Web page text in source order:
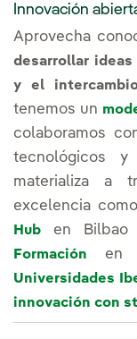
Innovación
Aprovecha
desarrollar
y el
tenemos un
colaboramos
tecnológicos y
materializa a
excelencia
Hub en
Formación en
Universidades
innovación con